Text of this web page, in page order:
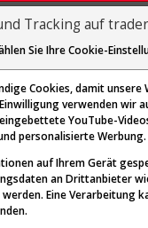
Funktion ist nur
Tracking auf
Sie Ihre Cookie-
Cookies, damit unsere
verwenden wir
YouTube-
personalisierte Werbung.
auf Ihrem Gerät
an Drittanbieter
Eine Verarbeitung